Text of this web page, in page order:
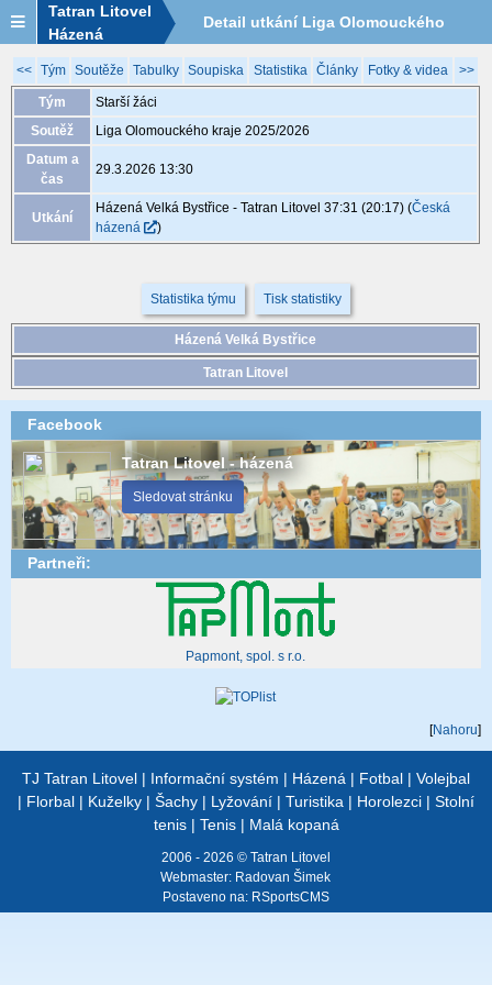
Tatran Litovel
Házená
Detail utkání Liga Olomouckého
kraje 2025/2026, MGA081, 29.3. 13:30
<< Tým Soutěže Tabulky Soupiska Statistika Články Fotky & videa >>
Tým
Starší žáci
Soutěž
Liga Olomouckého kraje 2025/2026
Datum a
čas
29.3.2026 13:30
Utkání
Házená Velká Bystřice - Tatran Litovel 37:31 (20:17)(Česká
házená
)
Statistika týmu Tisk statistiky
Házená Velká Bystřice
Tatran Litovel
Facebook
Tatran Litovel - házená
Sledovat stránku
Partneři:
Papmont, spol. s r.o.
[Nahoru]
TJ Tatran Litovel | Informační systém | Házená | Fotbal | Volejbal
| Florbal | Kuželky | Šachy | Lyžování | Turistika | Horolezci | Stolní
tenis| Tenis| Malá kopaná
2006 - 2026 © Tatran Litovel
Webmaster: Radovan Šimek
Postaveno na: RSportsCMS